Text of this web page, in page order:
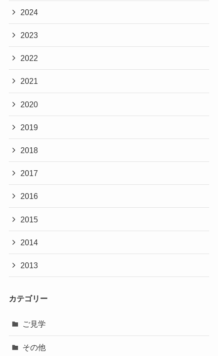
2024
2023
2022
2021
2020
2019
2018
2017
2016
2015
2014
2013
カテゴリー
ご見学
その他